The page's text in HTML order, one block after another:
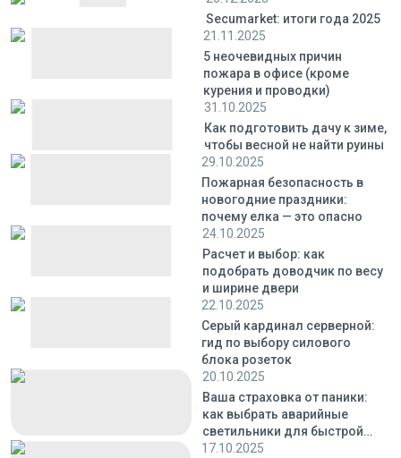
Secumarket: итоги года 2025
21.11.2025
5 неочевидных причин
пожара в офисе (кроме
курения и проводки)
31.10.2025
Как подготовить дачу к зиме,
чтобы весной не найти руины
29.10.2025
Пожарная безопасность в
новогодние праздники:
почему елка — это опасно
24.10.2025
Расчет и выбор: как
подобрать доводчик по весу
и ширине двери
22.10.2025
Серый кардинал серверной:
гид по выбору силового
блока розеток
20.10.2025
Ваша страховка от паники:
как выбрать аварийные
светильники для быстрой
эвакуации
17.10.2025